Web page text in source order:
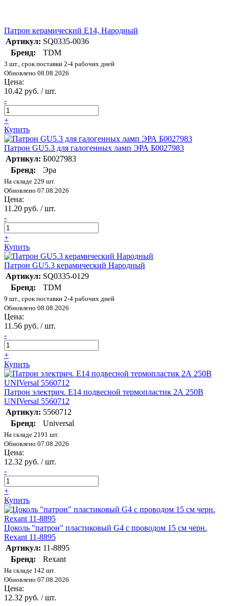
Патрон керамический E14, Народный
Артикул: SQ0335-0036
Бренд:
TDM
3 шт., срок поставки 2-4 рабочих дней
Обновлено 08.08.2026
Цена:
10.42 руб. / шт.
-
+
Купить
Патрон GU5.3 для галогенных ламп ЭРА Б0027983
Артикул: Б0027983
Бренд:
Эра
На складе 229 шт.
Обновлено 07.08.2026
Цена:
11.20 руб. / шт.
-
+
Купить
Патрон GU5.3 керамический Народный
Артикул: SQ0335-0129
Бренд:
TDM
9 шт., срок поставки 2-4 рабочих дней
Обновлено 08.08.2026
Цена:
11.56 руб. / шт.
-
+
Купить
Патрон электрич. E14 подвесной термопластик 2А 250В
UNIVersal 5560712
Артикул: 5560712
Бренд:
Universal
На складе 2191 шт.
Обновлено 07.08.2026
Цена:
12.32 руб. / шт.
-
+
Купить
Цоколь "патрон" пластиковый G4 с проводом 15 см черн.
Rexant 11-8895
Артикул: 11-8895
Бренд:
Rexant
На складе 142 шт.
Обновлено 07.08.2026
Цена:
12.32 руб. / шт.